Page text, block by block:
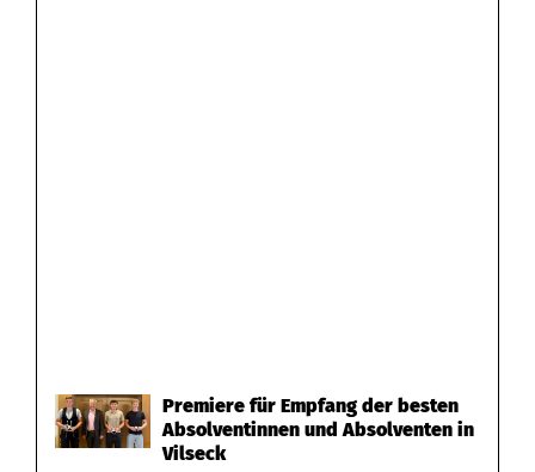
Premiere für Empfang der besten
Absolventinnen und Absolventen in
Vilseck